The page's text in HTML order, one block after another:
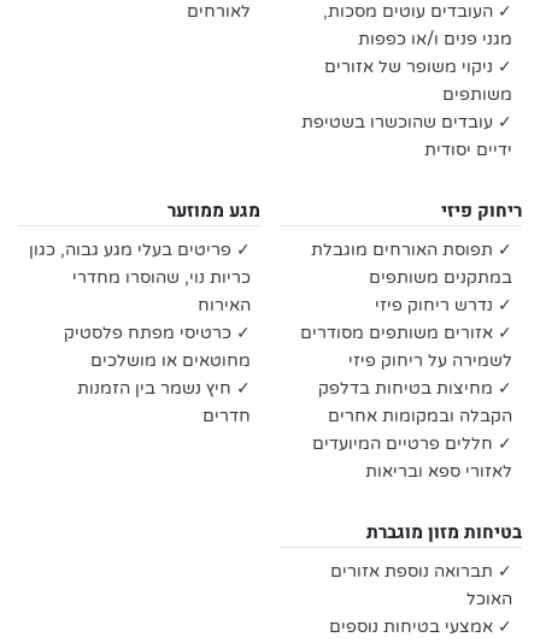
✓ העובדים עוטים מסכות,
מגני פנים ו/או כפפות
✓ ניקוי משופר של אזורים
משותפים
✓ עובדים שהוכשרו בשטיפת
ידיים יסודית
לאורחים
ריחוק פיזי
✓ תפוסת האורחים מוגבלת
במתקנים משותפים
✓ נדרש ריחוק פיזי
✓ אזורים משותפים מסודרים
לשמירה על ריחוק פיזי
✓ מחיצות בטיחות בדלפק
הקבלה ובמקומות אחרים
✓ חללים פרטיים המיועדים
לאזורי ספא ובריאות
מגע ממוזער
✓ פריטים בעלי מגע גבוה, כגון
כריות נוי, שהוסרו מחדרי
האירוח
✓ כרטיסי מפתח פלסטיק
מחוטאים או מושלכים
✓ חיץ נשמר בין הזמנות
חדרים
בטיחות מזון מוגברת
✓ תברואה נוספת אזורים
האוכל
✓ אמצעי בטיחות נוספים